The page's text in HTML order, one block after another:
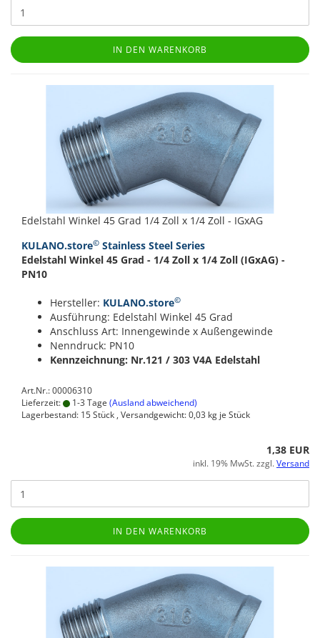
IN DEN WARENKORB
Edelstahl Winkel 45 Grad 1/4 Zoll x 1/4 Zoll - IGxAG
KULANO.store© Stainless Steel Series
Edelstahl Winkel 45 Grad - 1/4 Zoll x 1/4 Zoll (IGxAG) -
PN10
Hersteller: KULANO.store©
Ausführung: Edelstahl Winkel 45 Grad
Anschluss Art: Innengewinde x Außengewinde
Nenndruck: PN10
Kennzeichnung: Nr.121 / 303 V4A Edelstahl
Art.Nr.: 00006310
Lieferzeit:
1-3 Tage (Ausland abweichend)
Lagerbestand: 15 Stück , Versandgewicht:0,03 kg je Stück
1,38 EUR
inkl. 19% MwSt. zzgl.Versand
IN DEN WARENKORB